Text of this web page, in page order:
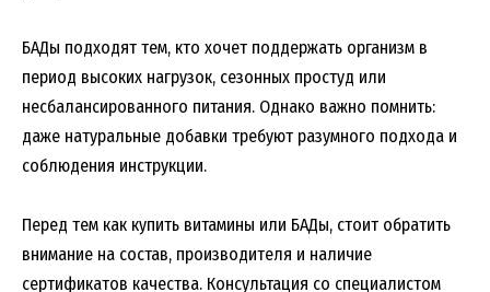
БАДы подходят тем, кто хочет поддержать организм в
период высоких нагрузок, сезонных простуд или
несбалансированного питания. Однако важно помнить:
даже натуральные добавки требуют разумного подхода и
соблюдения инструкции.
Перед тем как купить витамины или БАДы, стоит обратить
внимание на состав, производителя и наличие
сертификатов качества. Консультация со специалистом